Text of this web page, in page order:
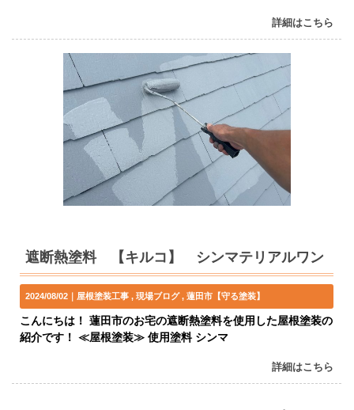
詳細はこちら
遮断熱塗料 【キルコ】 シンマテリアルワン
2024/08/02｜ 屋根塗装工事 現場ブログ 蓮田市【守る塗装】
こんにちは！ 蓮田市のお宅の遮断熱塗料を使用した屋根塗装の
紹介です！ ≪屋根塗装≫ 使用塗料 シンマ
詳細はこちら